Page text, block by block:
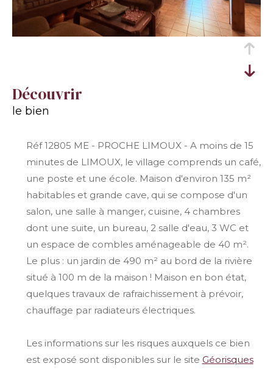
découvrir
le bien
Réf 12805 ME - PROCHE LIMOUX - A moins de 15
minutes de LIMOUX, le village comprends un café,
une poste et une école. Maison d'environ 135 m²
habitables et grande cave, qui se compose d'un
salon, une salle à manger, cuisine, 4 chambres
dont une suite, un bureau, 2 salle d'eau, 3 WC et
un espace de combles aménageable de 40 m².
Le plus : un jardin de 490 m² au bord de la rivière
situé à 100 m de la maison ! Maison en bon état,
quelques travaux de rafraichissement à prévoir,
chauffage par radiateurs électriques.
Les informations sur les risques auxquels ce bien
est exposé sont disponibles sur le site Géorisques